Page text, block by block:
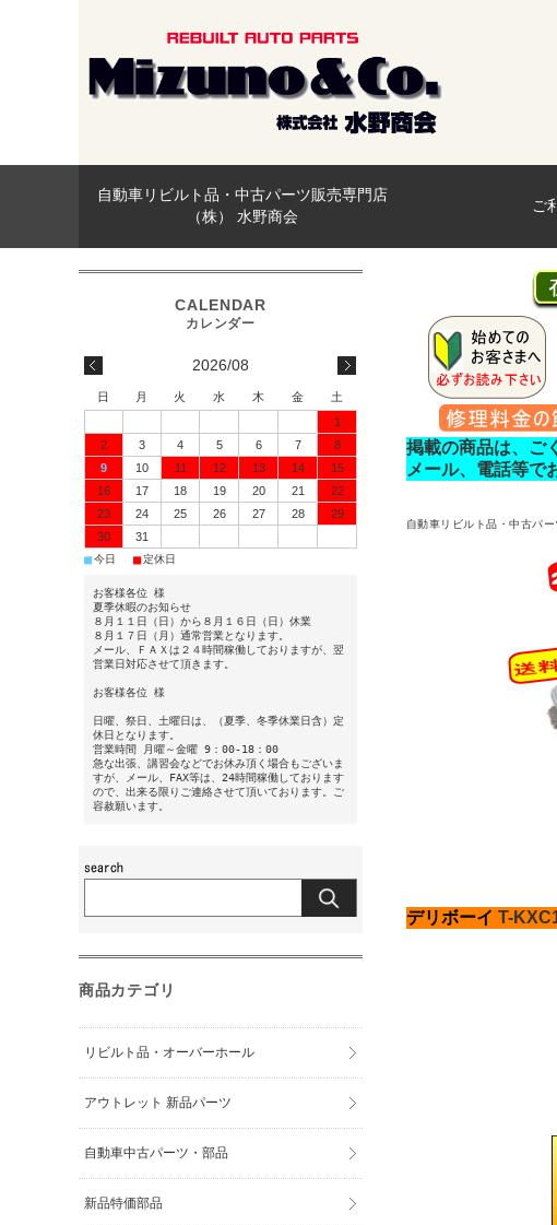
自動車リビルト品・中古パーツ販売専門店
（株） 水野商会
ご
掲載の商品は、ご
メール、電話等で
自動車リビルト品・中古パ
デリボーイ T-
2026/08
日 月 火 水 木 金
土
1
2
3 4 5 6 7
8
9
10 11 12 13 14
15
16
17 18 19 20 21
22
23
24 25 26 27 28
29
30
31
■今日 ■定休日
お客様各位 様
夏季休暇のお知らせ
８月１１日（日）から８月１６日（日）休業
８月１７日（月）通常営業となります。
メール、ＦＡＸは２４時間稼働しておりますが、翌
営業日対応させて頂きます。
お客様各位 様
日曜、祭日、土曜日は、（夏季、冬季休業日含）定
休日となります。
営業時間 月曜～金曜 9：00-18：00
急な出張、講習会などでお休み頂く場合もございま
すが、メール、FAX等は、24時間稼働しております
ので、出来る限りご連絡させて頂いております。ご
容赦願います。
商品カテゴリ
リビルト品・オーバーホール
アウトレット 新品パーツ
自動車中古パーツ・部品
新品特価部品